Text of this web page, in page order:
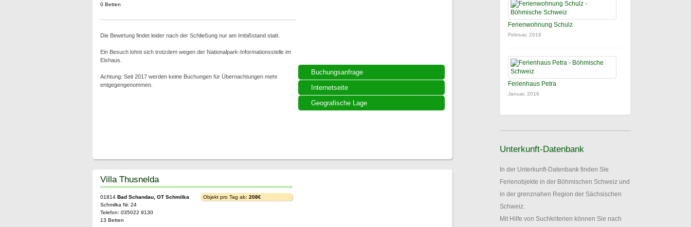
Buchungsanfrage
Internetseite
Geografische Lage
0 Betten
Die Bewirtung findet leider nach der Schließung nur am Imbißstand statt.
Ein Besuch lohnt sich trotzdem wegen der Nationalpark-Informationsstelle im
Eishaus.
Achtung: Seit 2017 werden keine Buchungen für Übernachtungen mehr
entgegengenommen.
Villa Thusnelda
01814 Bad Schandau, OT Schmilka
Schmilka Nr. 24
Telefon: 035022 9130
13 Betten
Objekt pro Tag ab: 208€
Ferienwohnung Schulz
Februar, 2016
Ferienhaus Petra
Januar, 2016
Unterkunft-Datenbank
In der Unterkunft-Datenbank finden Sie
Ferienobjekte in der Böhmischen Schweiz und
in der grenznahen Region der Sächsischen
Schweiz.
Mit Hilfe von Suchkriterien können Sie nach